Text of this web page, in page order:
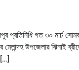
প্রতিনিধি গত ৩০ মার্চ
মেলান্দহ উপজেলার ঝিনাই
[…]